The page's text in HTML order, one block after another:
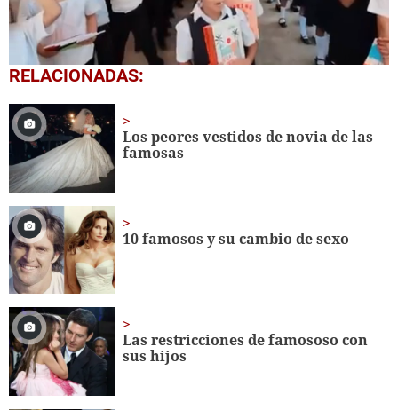
0
seconds
1
minute,
56
seconds
RELACIONADAS:
Los peores vestidos de novia de las
famosas
10 famosos y su cambio de sexo
Las restricciones de famososo con
sus hijos